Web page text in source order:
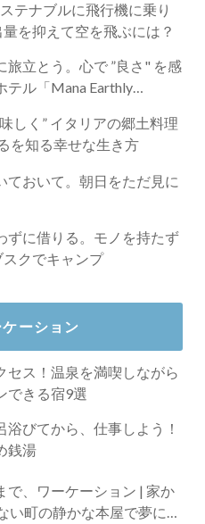
テナブルに飛行機に乗り
を抑えて空を飛ぶには？
旅立とう。心で ”良さ" を感
テル「Mana Earthly
しく” イタリアの郷土料理
を知る幸せな生き方
ておいて。朝日をただ見に
ずに借りる。モノを持たず
クでキャンプ
ーション
セス！温泉を満喫しながら
できる宿9選
浴びてから、仕事しよう！
銭湯
で、ワーケーション | 家か
い町の静かな本屋で夢に近